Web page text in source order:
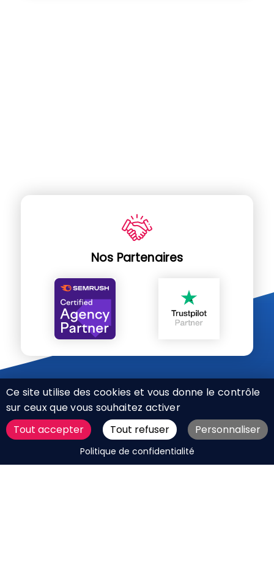
DEMANDER UN DEVIS
Nos Partenaires
CHARTE RÉSEAUX SOCIAUX
MENTIONS LÉGALES
Ce site utilise des cookies et vous donne le contrôle
sur ceux que vous souhaitez activer
Tout accepter
Tout refuser Personnaliser
Politique de confidentialité